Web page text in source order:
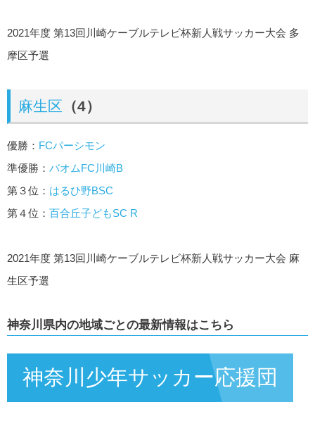
2021年度 第13回川崎ケーブルテレビ杯新人戦サッカー大会 多
摩区予選
麻生区 （4）
優勝： FCパーシモン
準優勝： バオムFC川崎B
第３位： はるひ野BSC
第４位： 百合丘子どもSC R
2021年度 第13回川崎ケーブルテレビ杯新人戦サッカー大会 麻
生区予選
神奈川県内の地域ごとの最新情報はこちら
神奈川少年サッカー応援団